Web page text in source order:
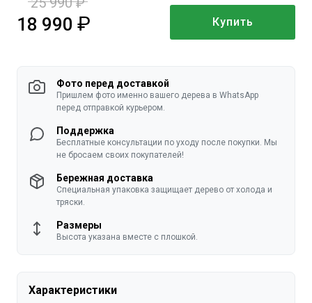
18 990 руб. Купить
Фото перед доставкой
Пришлем фото именно вашего дерева в WhatsApp
перед отправкой курьером.
Поддержка
Бесплатные консультации по уходу после покупки. Мы
не бросаем своих покупателей!
Бережная доставка
Специальная упаковка защищает дерево от холода и
тряски.
Размеры
Высота указана вместе с плошкой.
Характеристики